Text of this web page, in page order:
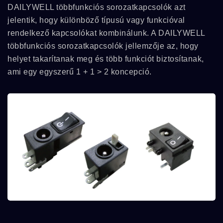
DAILYWELL többfunkciós sorozatkapcsolók azt
jelentik, hogy különböző típusú vagy funkcióval
rendelkező kapcsolókat kombinálunk. A DAILYWELL
többfunkciós sorozatkapcsolók jellemzője az, hogy
helyet takarítanak meg és több funkciót biztosítanak,
ami egy egyszerű 1 + 1 > 2 koncepció.